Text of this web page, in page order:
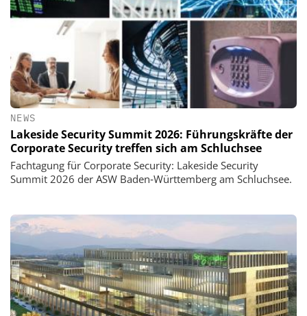
NEWS
Lakeside Security Summit 2026: Führungskräfte der
Corporate Security treffen sich am Schluchsee
Fachtagung für Corporate Security: Lakeside Security
Summit 2026 der ASW Baden‑Württemberg am Schluchsee.